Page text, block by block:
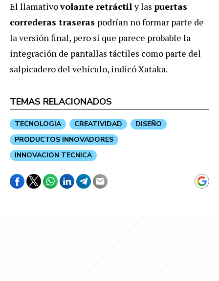
El llamativovolante retráctily las puertas
correderas traseras podrían no formar parte de
la versión final, pero sí que parece probable la
integración de pantallas táctiles como parte del
salpicadero del vehículo, indicó Xataka.
TEMAS RELACIONADOS
TECNOLOGIA CREATIVIDAD
DISEÑO
PRODUCTOS INNOVADORES
INNOVACION TECNICA